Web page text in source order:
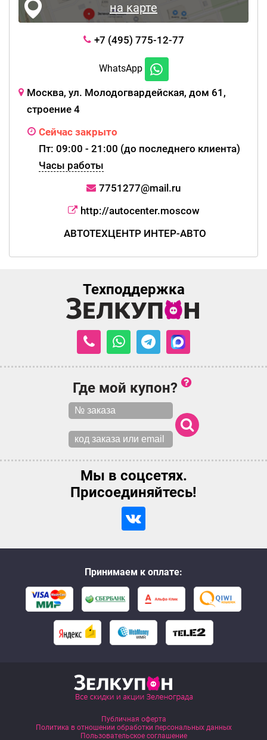
на карте
+7 (495) 775-12-77
WhatsApp
Москва, ул. Молодогвардейская, дом 61,
строение 4
Сейчас закрыто
Пт: 09:00 - 21:00 (до последнего клиента)
Часы работы
7751277@mail.ru
http://autocenter.moscow
АВТОТЕХЦЕНТР ИНТЕР-АВТО
Техподдержка
Где мой купон?
Мы в соцсетях.
Присоединяйтесь!
Принимаем к оплате:
Публичная оферта
Политика в отношении обработки персональных данных
Пользовательское соглашение